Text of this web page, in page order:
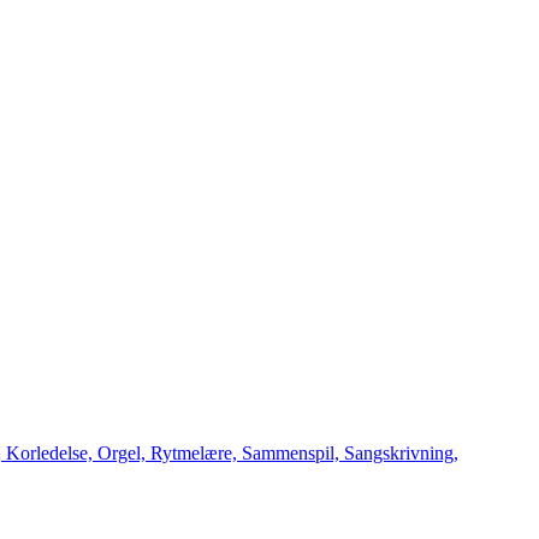
Orgel, Rytmelære, Sammenspil, Sangskrivning,